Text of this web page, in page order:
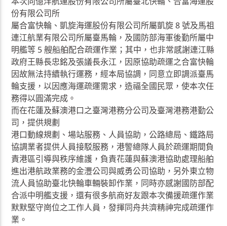
份有限公司所
屬合富快輪、凱旋海運股份有限公司所屬凱旋 8 號及馬祖
連江航業有限公司所屬臺馬輪，及國防部海軍後勤所屬中
明艦等 5 艘船舶配合疏運作業；其中，也非常感謝連江縣
政府王縣長忠銘及張議長永江，因原協助疏運之合富快輪
因故無法持續執行運務，經本局協調，同意立即調派臺馬
輪支援，以因應海運疏運需求，造福全國民眾，使本次任
務得以圓滿完成。
而在花蓮及蘇澳港口之臺灣港務分公司及臺灣港務港勤公
司，提供規劃
港口動線規劃、場站服務、人員協助，公路總局、鐵路局
協調業者提供人員接駁服務，港警總隊人員於疏運期間負
責港區引導與秩序維護，負責花蓮與蘇澳港協助處理船舶
進出港航政業務的金灃公司與威勇公司協助，另外東立物
流人員協助臺北快輪車輛裝卸作業，同時亦感謝國防部配
合派中明艦支援，還有很多航商好友跟本次備援疏運作業
默默堅守崗位之工作人員，發揮同舟共濟精神完成疏運作
業。